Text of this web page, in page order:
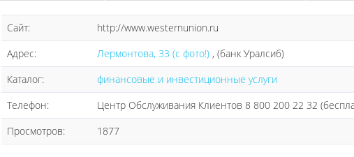
Сайт:
http://www.westernunion.ru
Адрес:
Лермонтова, 33 (с фото!) , (банк Уралсиб)
Каталог:
финансовые и инвестиционные услуги
Телефон:
Центр Обслуживания Клиентов 8 800 200 22 32
Просмотров:
1877